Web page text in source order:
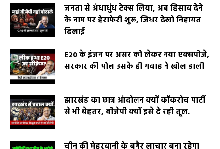
जनता से अंधाधुंध टेक्स लिया, अब हिसाब देने
के नाम पर हेराफेरी शुरू, जिधर देखो निहायत
ढिलाई
E20 के इंजन पर असर को लेकर नया एक्सपोजे,
सरकार की पोल उसके ही गवाह ने खोल डाली
झारखंड का छात्र आंदोलन क्यों कॉकरोच पार्टी
से भी बेहतर, बीजेपी क्यों इसे दे रही तूल.
चीन की मेहरबानी के बगैर लाचार बना रहेगा